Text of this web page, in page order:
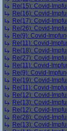
Re(15): Covid-
Re(16): Covid-
Re(17): Covid-
Re(26): Covid-
Re(9): Covid-
Re(11): Covid-
Re(18): Covid-
Re(27): Covid-
Re(11): Covid-
Re(9): Covid-
Re(19): Covid-
Re(11): Covid-
Re(12): Covid-
Re(13): Covid-
Re(12): Covid-
Re(28): Covid-
Re(13): Covid-